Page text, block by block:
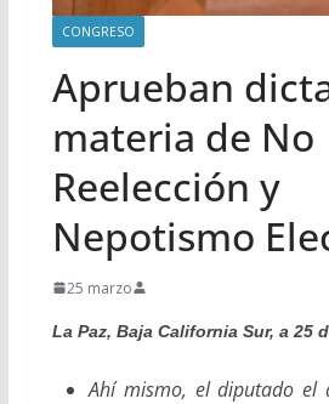
CONGRESO
Aprueban
materia de No
Reelección y
Nepotismo
25 marzo
La Paz, Baja California Sur, a 25
Ahí mismo, el diputado el